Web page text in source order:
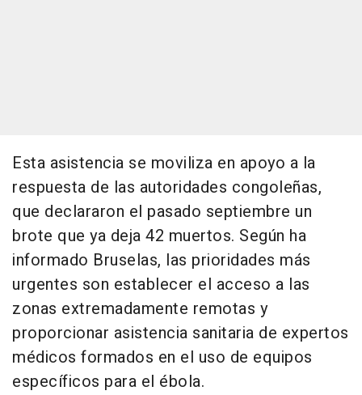
Esta asistencia se moviliza en apoyo a la
respuesta de las autoridades congoleñas,
que declararon el pasado septiembre un
brote que ya deja 42 muertos. Según ha
informado Bruselas, las prioridades más
urgentes son establecer el acceso a las
zonas extremadamente remotas y
proporcionar asistencia sanitaria de expertos
médicos formados en el uso de equipos
específicos para el ébola.